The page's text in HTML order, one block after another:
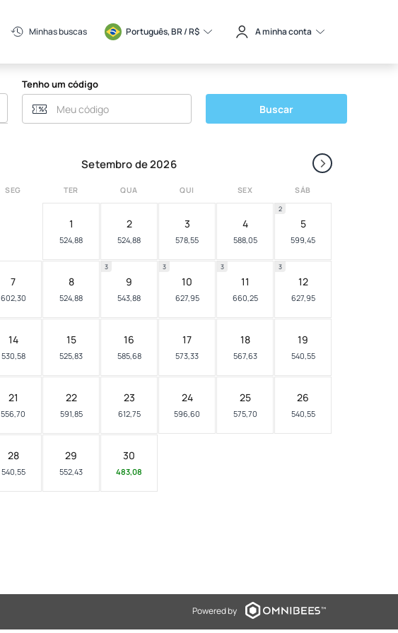
Minhas buscas Português, BR / R$ A minha conta
Tenho um código
Buscar
›
Setembro de 2026
SEG TER QUA QUI SEX SÁB
1
524,88
2
524,88
3
578,55
4
588,05
5
599,45
2
7
602,30
8
524,88
9
543,88
3
10
627,95
3
11
660,25
3
12
627,95
3
14
530,58
15
525,83
16
585,68
17
573,33
18
567,63
19
540,55
21
556,70
22
591,85
23
612,75
24
596,60
25
575,70
26
540,55
28
540,55
29
552,43
30
483,08
Powered by